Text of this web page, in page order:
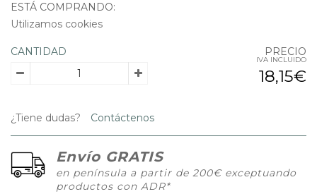
ESTÁ COMPRANDO:
Utilizamos cookies
CANTIDAD PRECIO
IVA INCLUIDO
18,15€
¿Tiene dudas? Contáctenos
Envío GRATIS
en península a partir de 200€ exceptuando
productos con ADR*